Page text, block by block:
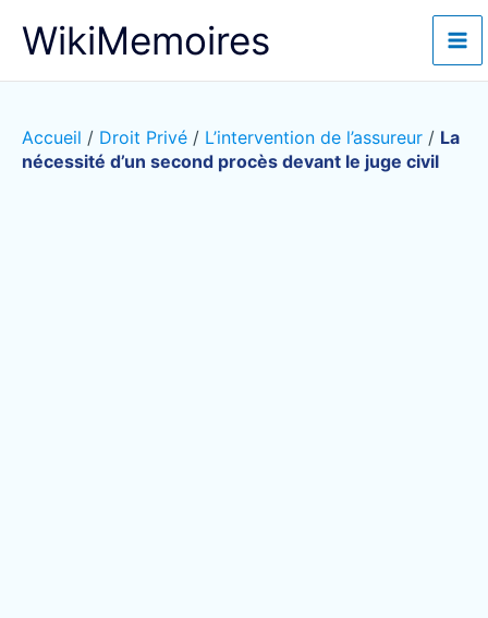
WikiMemoires
Accueil / Droit Privé / L’intervention de l’assureur / La
nécessité d’un second procès devant le juge civil